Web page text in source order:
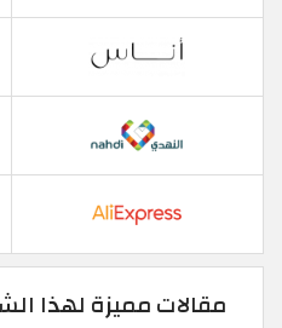
مقالات مميزة لهذا